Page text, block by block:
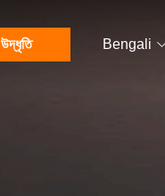
উদ্ধৃতি Bengali